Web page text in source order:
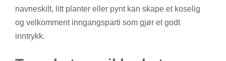
navneskilt, litt planter eller pynt kan skape et koselig
og velkomment inngangsparti som gjør et godt
inntrykk.